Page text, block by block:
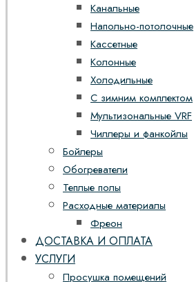
Канальные
Напольно-потолочные
Кассетные
Колонные
Холодильные
С зимним комплектом
Мультизональные VRF
Чиллеры и фанкойлы
Бойлеры
Обогреватели
Теплые полы
Расходные материалы
Фреон
ДОСТАВКА И ОПЛАТА
УСЛУГИ
Просушка помещений